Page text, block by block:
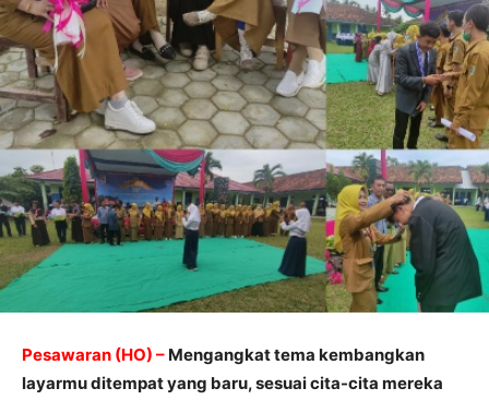
Pesawaran (HO) – Mengangkat tema kembangkan
layarmu ditempat yang baru, sesuai cita-cita mereka